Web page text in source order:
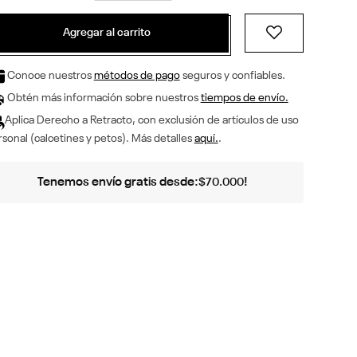
Agregar al carrito
Conoce nuestros métodos de pagoseguros y confiables.
Obtén más información sobre nuestros tiempos de envío.
Aplica Derecho a Retracto, con exclusión de artículos de uso
(calcetines y petos). Más detalles aquí..
Tenemos envío gratis desde:$70.000!